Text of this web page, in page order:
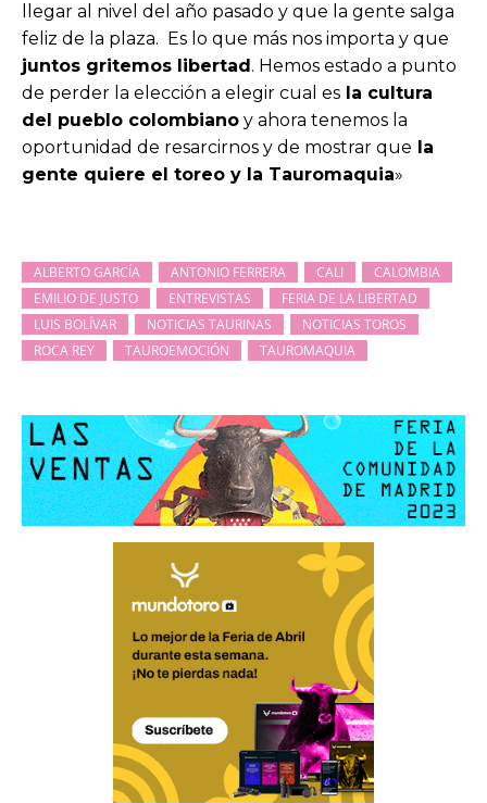
llegar al nivel del año pasado y que la gente salga
feliz de la plaza. Es lo que más nos importa y que
juntos gritemos libertad . Hemos estado a punto
de perder la elección a elegir cual es la cultura
del pueblo colombiano y ahora tenemos la
oportunidad de resarcirnos y de mostrar que la
gente quiere el toreo y la Tauromaquia»
ALBERTO GARCÍA ANTONIO FERRERA CALI
CALOMBIA
EMILIO DE JUSTO
ENTREVISTAS
FERIA DE LA LIBERTAD
LUIS BOLÍVAR
NOTICIAS TAURINAS
NOTICIAS TOROS
ROCA REY
TAUROEMOCIÓN TAUROMAQUIA